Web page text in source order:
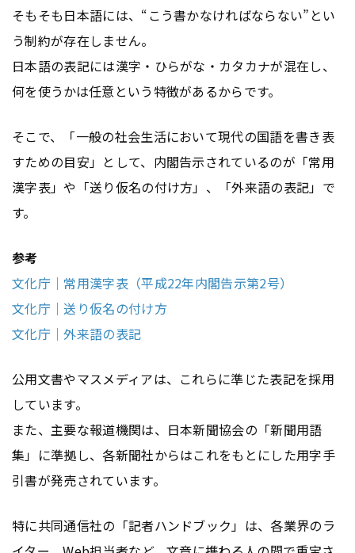
そもそも日本語には、“こう書かなければならない”とい
う制約が存在しません。
日本語の表記には漢字・ひらがな・カタカナが混在し、
何を使うかは任意という特徴があるからです。
そこで、「一般の社会生活において現代の国語を書き表
すための目安」として、内閣告示されているのが「常用
漢字表」や「送り仮名の付け方」、「外来語の表記」で
す。
参考
文化庁｜常用漢字表（平成22年内閣告示第2号）
文化庁｜送り仮名の付け方
文化庁｜外来語の表記
公用文書やマスメディアは、これらに準じた表記を採用
しています。
また、主要な報道機関は、日本新聞協会の「新聞用語
集」に準拠し、各新聞社からはこれをもとにした用字手
引書が発売されています。
特に共同通信社の「記者ハンドブック」は、各業界のラ